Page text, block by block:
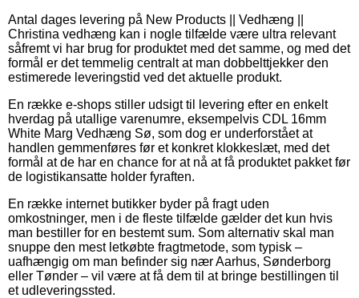
Antal dages levering på New Products || Vedhæng ||
Christina vedhæng kan i nogle tilfælde være ultra relevant
såfremt vi har brug for produktet med det samme, og med det
formål er det temmelig centralt at man dobbelttjekker den
estimerede leveringstid ved det aktuelle produkt.
En række e-shops stiller udsigt til levering efter en enkelt
hverdag på utallige varenumre, eksempelvis CDL 16mm
White Marg Vedhæng Sø, som dog er underforstået at
handlen gemmenføres før et konkret klokkeslæt, med det
formål at de har en chance for at nå at få produktet pakket før
de logistikansatte holder fyraften.
En række internet butikker byder på fragt uden
omkostninger, men i de fleste tilfælde gælder det kun hvis
man bestiller for en bestemt sum. Som alternativ skal man
snuppe den mest letkøbte fragtmetode, som typisk –
uafhængig om man befinder sig nær Aarhus, Sønderborg
eller Tønder – vil være at få dem til at bringe bestillingen til
et udleveringssted.